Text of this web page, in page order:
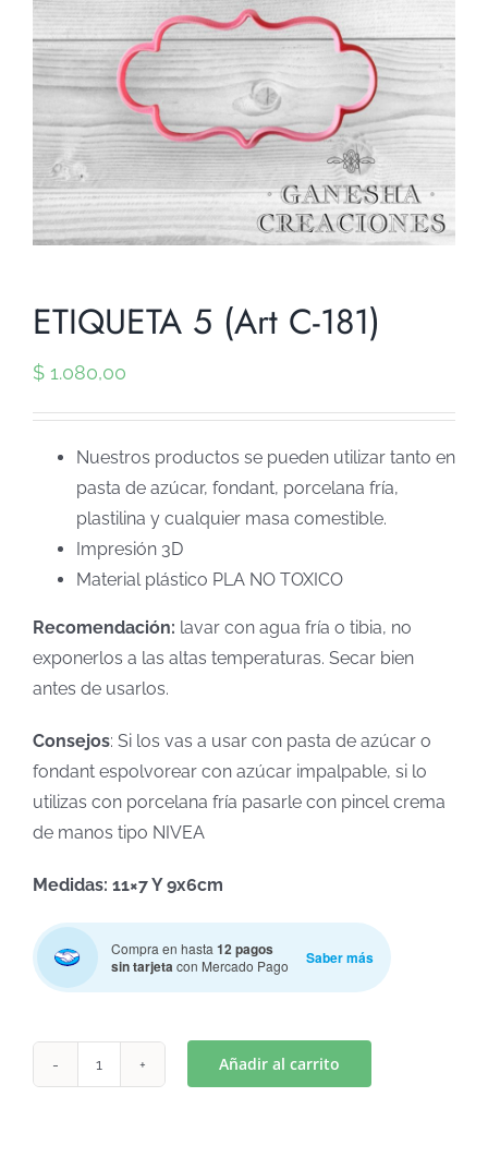
ETIQUETA 5 (Art C-181)
$ 1.080,00
Nuestros productos se pueden utilizar tanto en
pasta de azúcar, fondant, porcelana fría,
plastilina y cualquier masa comestible.
Impresión 3D
Material plástico PLA NO TOXICO
Recomendación: lavar con agua fría o tibia, no
exponerlos a las altas temperaturas. Secar bien
antes de usarlos.
Consejos: Si los vas a usar con pasta de azúcar o
fondant espolvorear con azúcar impalpable, si lo
utilizas con porcelana fría pasarle con pincel crema
de manos tipo NIVEA
Medidas: 11×7 Y 9x6cm
Compra en hasta 12 pagos
sin tarjetacon Mercado Pago Saber más
Añadir al carrito